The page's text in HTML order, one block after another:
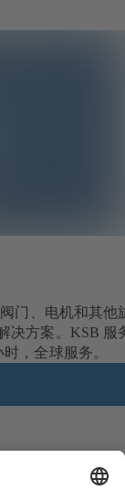
门、电机和其他
决方案。KSB 服
，全球服务。